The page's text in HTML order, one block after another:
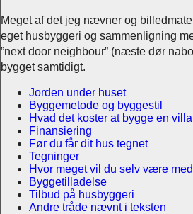
Meget af det jeg nævner og
eget husbyggeri og sammenligning
”next door neighbour” (næste dør
bygget samtidigt.
Jorden under huset
Byggemetode og byggestil
Hvad det koster at bygge en villa
Finansiering
Før du får dit hus tegnet
Tegninger
Hvor meget vil du selv være
Byggetilladelse
Tilbud på husbyggeri
Andre tråde nævnt i teksten